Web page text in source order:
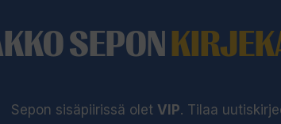
SEPON
Sepon sisäpiirissä oletVIP. Tilaa